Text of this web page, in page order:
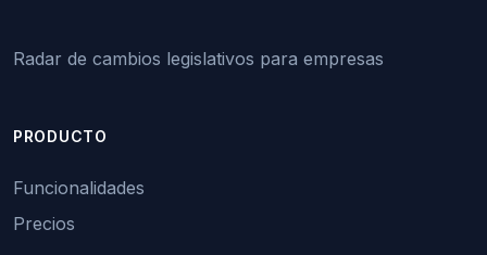
Radar de cambios legislativos para empresas
PRODUCTO
Funcionalidades
Precios